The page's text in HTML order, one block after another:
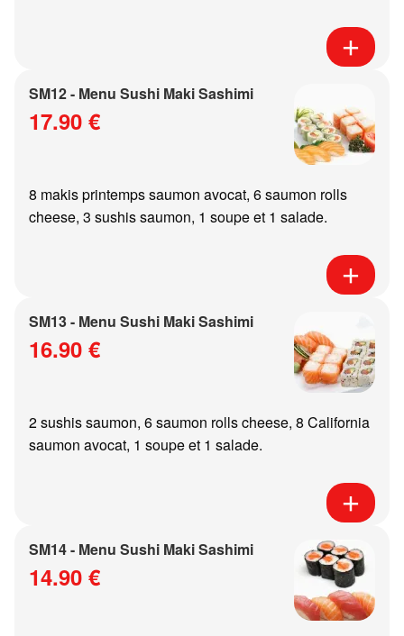
SM12 - Menu Sushi Maki Sashimi
17.90 €
8 makis printemps saumon avocat, 6 saumon rolls
cheese, 3 sushis saumon, 1 soupe et 1 salade.
SM13 - Menu Sushi Maki Sashimi
16.90 €
2 sushis saumon, 6 saumon rolls cheese, 8 California
saumon avocat, 1 soupe et 1 salade.
SM14 - Menu Sushi Maki Sashimi
14.90 €